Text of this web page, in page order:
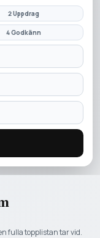
2 Uppdrag
4 Godkänn
fulla topplistan tar vid.